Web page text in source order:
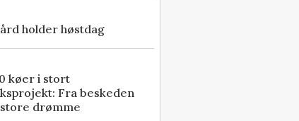
holder høstdag
køer i stort
Fra beskeden
drømme